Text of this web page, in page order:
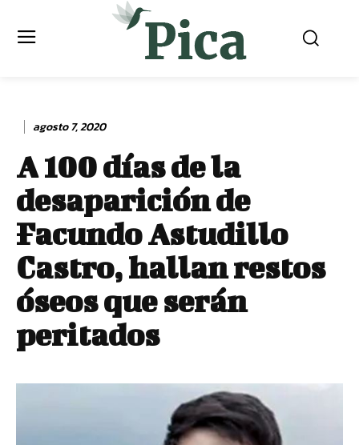
agosto 7, 2020
A 100 días de la
desaparición de
Facundo Astudillo
Castro, hallan restos
óseos que serán
peritados